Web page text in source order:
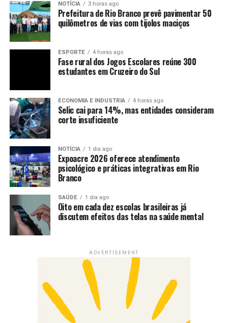
NOTÍCIA 3 horas ago
Prefeitura de Rio Branco prevê pavimentar 50
quilômetros de vias com tijolos maciços
ESPORTE 4 horas ago
Fase rural dos Jogos Escolares reúne 300
estudantes em Cruzeiro do Sul
ECONOMIA E INDUSTRIA 4 horas ago
Selic cai para 14%, mas entidades consideram
corte insuficiente
NOTÍCIA 1 dia ago
Expoacre 2026 oferece atendimento
psicológico e práticas integrativas em Rio
Branco
SAÚDE 1 dia ago
Oito em cada dez escolas brasileiras já
discutem efeitos das telas na saúde mental
ADVERTISEMENT